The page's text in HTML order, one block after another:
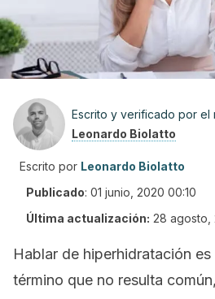
Escrito y verificado por el
Leonardo Biolatto
Escrito por Leonardo Biolatto
Publicado: 01 junio, 2020 00:10
Última actualización: 28 agosto,
Hablar de hiperhidratación es
término que no resulta